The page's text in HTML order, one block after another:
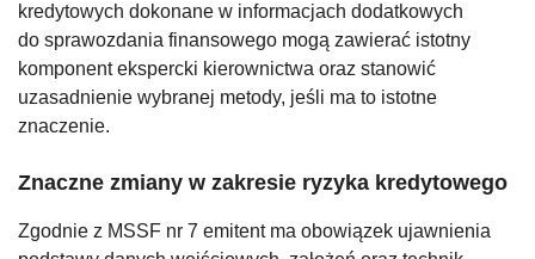
kredytowych dokonane w informacjach dodatkowych
do sprawozdania finansowego mogą zawierać istotny
komponent ekspercki kierownictwa oraz stanowić
uzasadnienie wybranej metody, jeśli ma to istotne
znaczenie.
Znaczne zmiany w zakresie ryzyka kredytowego
Zgodnie z MSSF nr 7 emitent ma obowiązek ujawnienia